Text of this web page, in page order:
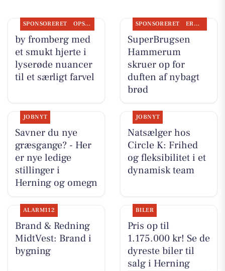
SPONSORERET OPSLAGSTAVLEN
by fromberg med
et smukt hjerte i
lyserøde nuancer
til et særligt farvel
SPONSORERET ERHVERV
SuperBrugsen
Hammerum
skruer op for
duften af nybagt
brød
JOBNYT
Savner du nye
græsgange? - Her
er nye ledige
stillinger i
Herning og omegn
JOBNYT
Natsælger hos
Circle K: Frihed
og fleksibilitet i et
dynamisk team
ALARM112
Brand & Redning
MidtVest: Brand i
bygning
BILER
Pris op til
1.175.000 kr! Se de
dyreste biler til
salg i Herning